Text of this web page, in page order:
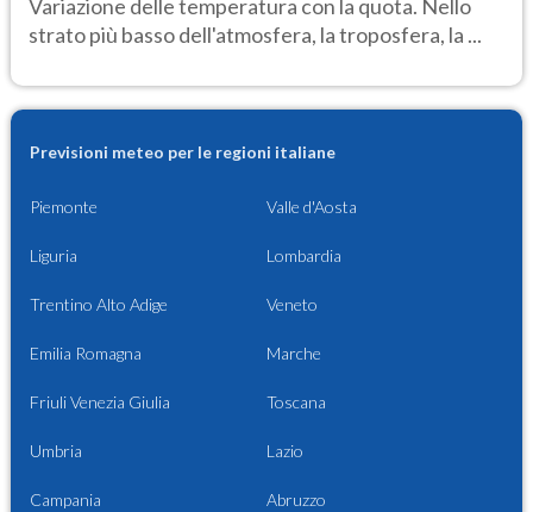
Variazione delle temperatura con la quota. Nello
strato più basso dell'atmosfera, la troposfera, la ...
Previsioni meteo per le regioni italiane
Piemonte Valle d'Aosta
Liguria Lombardia
Trentino Alto Adige Veneto
Emilia Romagna Marche
Friuli Venezia Giulia Toscana
Umbria Lazio
Campania Abruzzo